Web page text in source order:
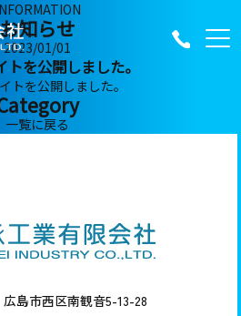
お知らせ
2023/01/01
トを公開しました。
トを公開しました。
一覧に戻る
島市西区南観音5-13-28